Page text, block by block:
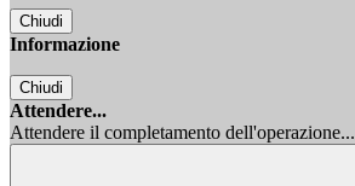
Chiudi
Informazione
Chiudi
Attendere...
Attendere il completamento dell'operazione...